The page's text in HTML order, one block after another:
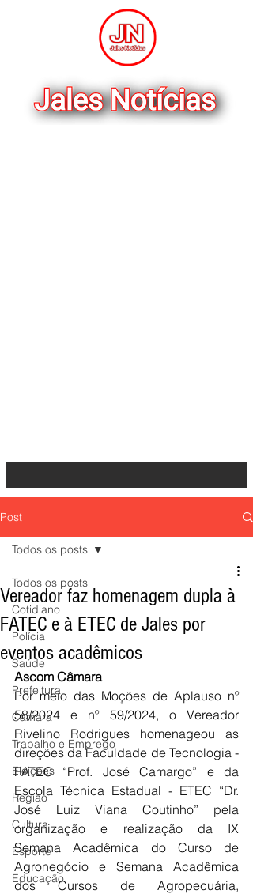
Post
Todos os posts
Cotidiano
Polícia
Saúde
Prefeitura
Câmara
Trabalho e Emprego
Eleições
Região
Cultura
Esporte
Educação
Todos os posts
Vereador faz homenagem dupla à
FATEC e à ETEC de Jales por
eventos acadêmicos
Ascom Câmara
Por meio das Moções de Aplauso nº
58/2024 e nº 59/2024, o Vereador
Rivelino Rodrigues homenageou as
direções da Faculdade de Tecnologia -
FATEC “Prof. José Camargo” e da
Escola Técnica Estadual - ETEC “Dr.
José Luiz Viana Coutinho” pela
organização e realização da IX
Semana Acadêmica do Curso de
Agronegócio e Semana Acadêmica
dos Cursos de Agropecuária,